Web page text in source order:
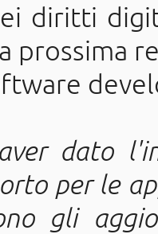
diritti
prossima
dato
per le
gli